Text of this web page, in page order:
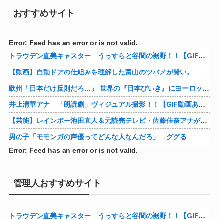
おすすめサイト
Error: Feed has an error or is not valid.
トラウデン直美キャスター うっすらと谷間の裾野！！【GIF動画あり】
【動画】自動ドアの仕組みを理解した富山のツバメが賢い。
欧州「日本だけ反則だろ…」 世界の『日本びいき』にヨーロッパ全土から不満の声
井上清華アナ 「朗読劇」ヴィジュアル撮影！！【GIF動画あり】
【芸能】レインボー池田直人＆元読売テレビ・佐藤佳奈アナが結婚
男の子「モモンガの声優ってどんな人なんだろ」→ググる
Error: Feed has an error or is not valid.
管理人おすすめサイト
トラウデン直美キャスター うっすらと谷間の裾野！！【GIF動画あり】